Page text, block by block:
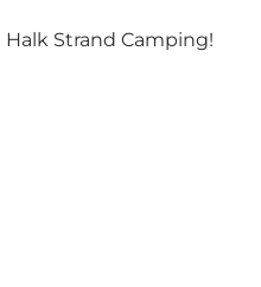
Strand Camping!